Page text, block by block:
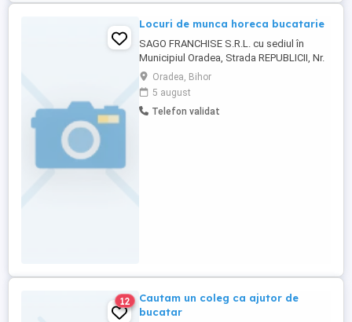
Locuri de munca horeca bucatarie
SAGO FRANCHISE S.R.L. cu sediul în
Municipiul Oradea, Strada REPUBLICII, Nr.
28 A, PARTER, Judeţul Bihor, avand
numărul de înmatriculare la ORC Bihor J5
153 2022 , CUI 45525329, angajaza
bucatar. cv se depun la sediul societatii
Oradea, Bihor
5 august
Telefon validat
12
Cautam un coleg ca ajutor de
bucatar